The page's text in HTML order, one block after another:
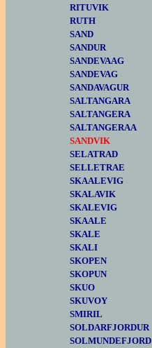
RITUVIK
RUTH
SAND
SANDUR
SANDEVAAG
SANDEVAG
SANDAVAGUR
SALTANGARA
SALTANGERA
SALTANGERAA
SANDVIK
SELATRAD
SELLETRAE
SKAALEVIG
SKALAVIK
SKALEVIG
SKAALE
SKALE
SKALI
SKOPEN
SKOPUN
SKUO
SKUVOY
SMIRIL
SOLDARFJORDUR
SOLMUNDEFJORD